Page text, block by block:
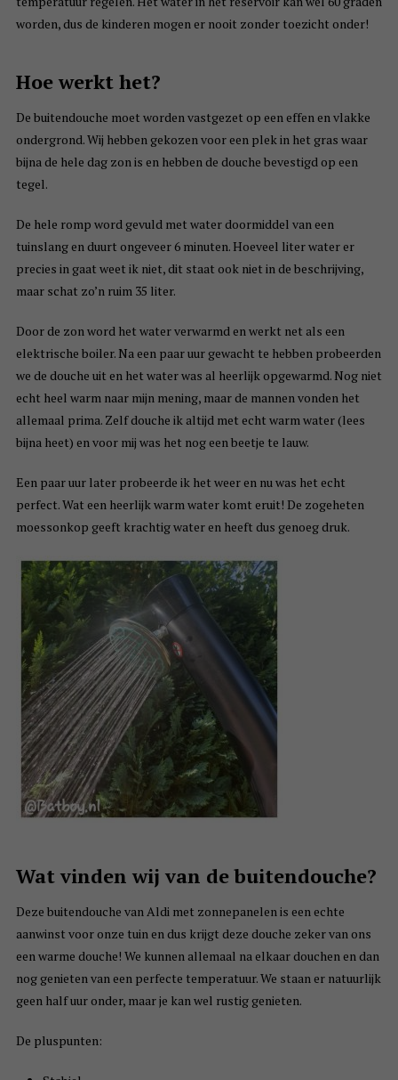
worden, dus de kinderen mogen er nooit zonder toezicht onder!
Hoe werkt het?
De buitendouche moet worden vastgezet op een effen en vlakke
ondergrond. Wij hebben gekozen voor een plek in het gras waar
bijna de hele dag zon is en hebben de douche bevestigd op een
tegel.
De hele romp word gevuld met water doormiddel van een
tuinslang en duurt ongeveer 6 minuten. Hoeveel liter water er
precies in gaat weet ik niet, dit staat ook niet in de beschrijving,
maar schat zo’n ruim 35 liter.
Door de zon word het water verwarmd en werkt net als een
elektrische boiler. Na een paar uur gewacht te hebben probeerden
we de douche uit en het water was al heerlijk opgewarmd. Nog niet
echt heel warm naar mijn mening, maar de mannen vonden het
allemaal prima. Zelf douche ik altijd met echt warm water (lees
bijna heet) en voor mij was het nog een beetje te lauw.
Een paar uur later probeerde ik het weer en nu was het echt
perfect. Wat een heerlijk warm water komt eruit! De zogeheten
moessonkop geeft krachtig water en heeft dus genoeg druk.
Wat vinden wij van de buitendouche?
Deze buitendouche van Aldi met zonnepanelen is een echte
aanwinst voor onze tuin en dus krijgt deze douche zeker van ons
een warme douche! We kunnen allemaal na elkaar douchen en dan
nog genieten van een perfecte temperatuur. We staan er natuurlijk
geen half uur onder, maar je kan wel rustig genieten.
De pluspunten: